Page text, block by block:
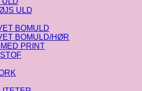
ULD
BOMULD
BOMULD/HØR
PRINT